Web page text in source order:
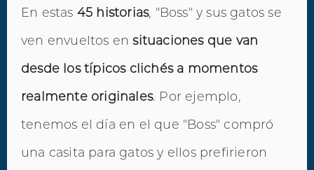
En estas 45 historias, "Boss" y sus gatos se
ven envueltos ensituaciones que van
desde los típicos clichés a momentos
realmente originales. Por ejemplo,
tenemos el día en el que "Boss" compró
una casita para gatos y ellos prefirieron